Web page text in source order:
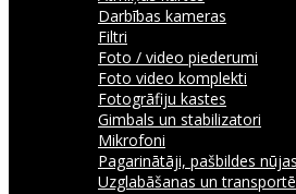
Darbības kameras
Filtri
Foto / video piederumi
Foto video komplekti
Fotogrāfiju kastes
Gimbals un stabilizatori
Mikrofoni
Pagarinātāji, pašbildes
Uzglabāšanas un